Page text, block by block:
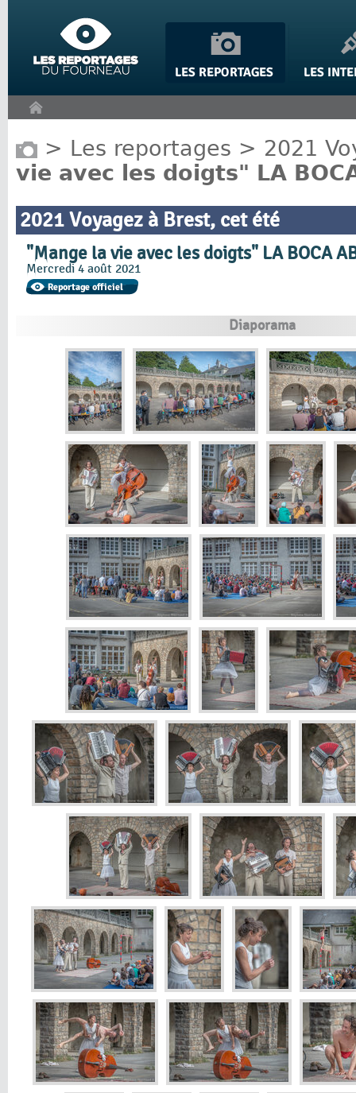
> Les reportages > 2021
vie avec les doigts" LA
2021 Voyagez à Brest, cet été
"Mange la vie avec les doigts" LA BOCA
Mercredi 4 août 2021
Diaporama